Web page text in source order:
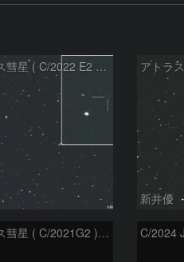
アトラス彗星 ( C/2022 E2 )：2026/07/27
新井優
アトラス彗星 ( C/2021G2 )：2026/07/08 C/2024